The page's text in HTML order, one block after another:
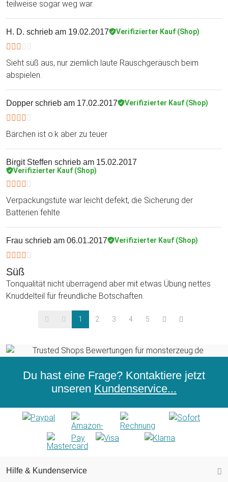
teilweise sogar weg war.
H. D. schrieb am 19.02.2017 Verifizierter Kauf (Shop)
Sieht süß aus, nur ziemlich laute Rauschgeräusch beim
abspielen.
Dopper schrieb am 17.02.2017 Verifizierter Kauf (Shop)
Bärchen ist o.k aber zu teuer
Birgit Steffen schrieb am 15.02.2017
Verifizierter Kauf (Shop)
Verpackungstüte war leicht defekt, die Sicherung der
Batterien fehlte
Frau schrieb am 06.01.2017 Verifizierter Kauf (Shop)
Süß
Tonqualität nicht überragend aber mit etwas Übung nettes
Knuddelteil für freundliche Botschaften.
1 2 3 4 5
Du hast eine Frage? Kontaktiere jetzt
unseren Kundenservice...
Hilfe & Kundenservice